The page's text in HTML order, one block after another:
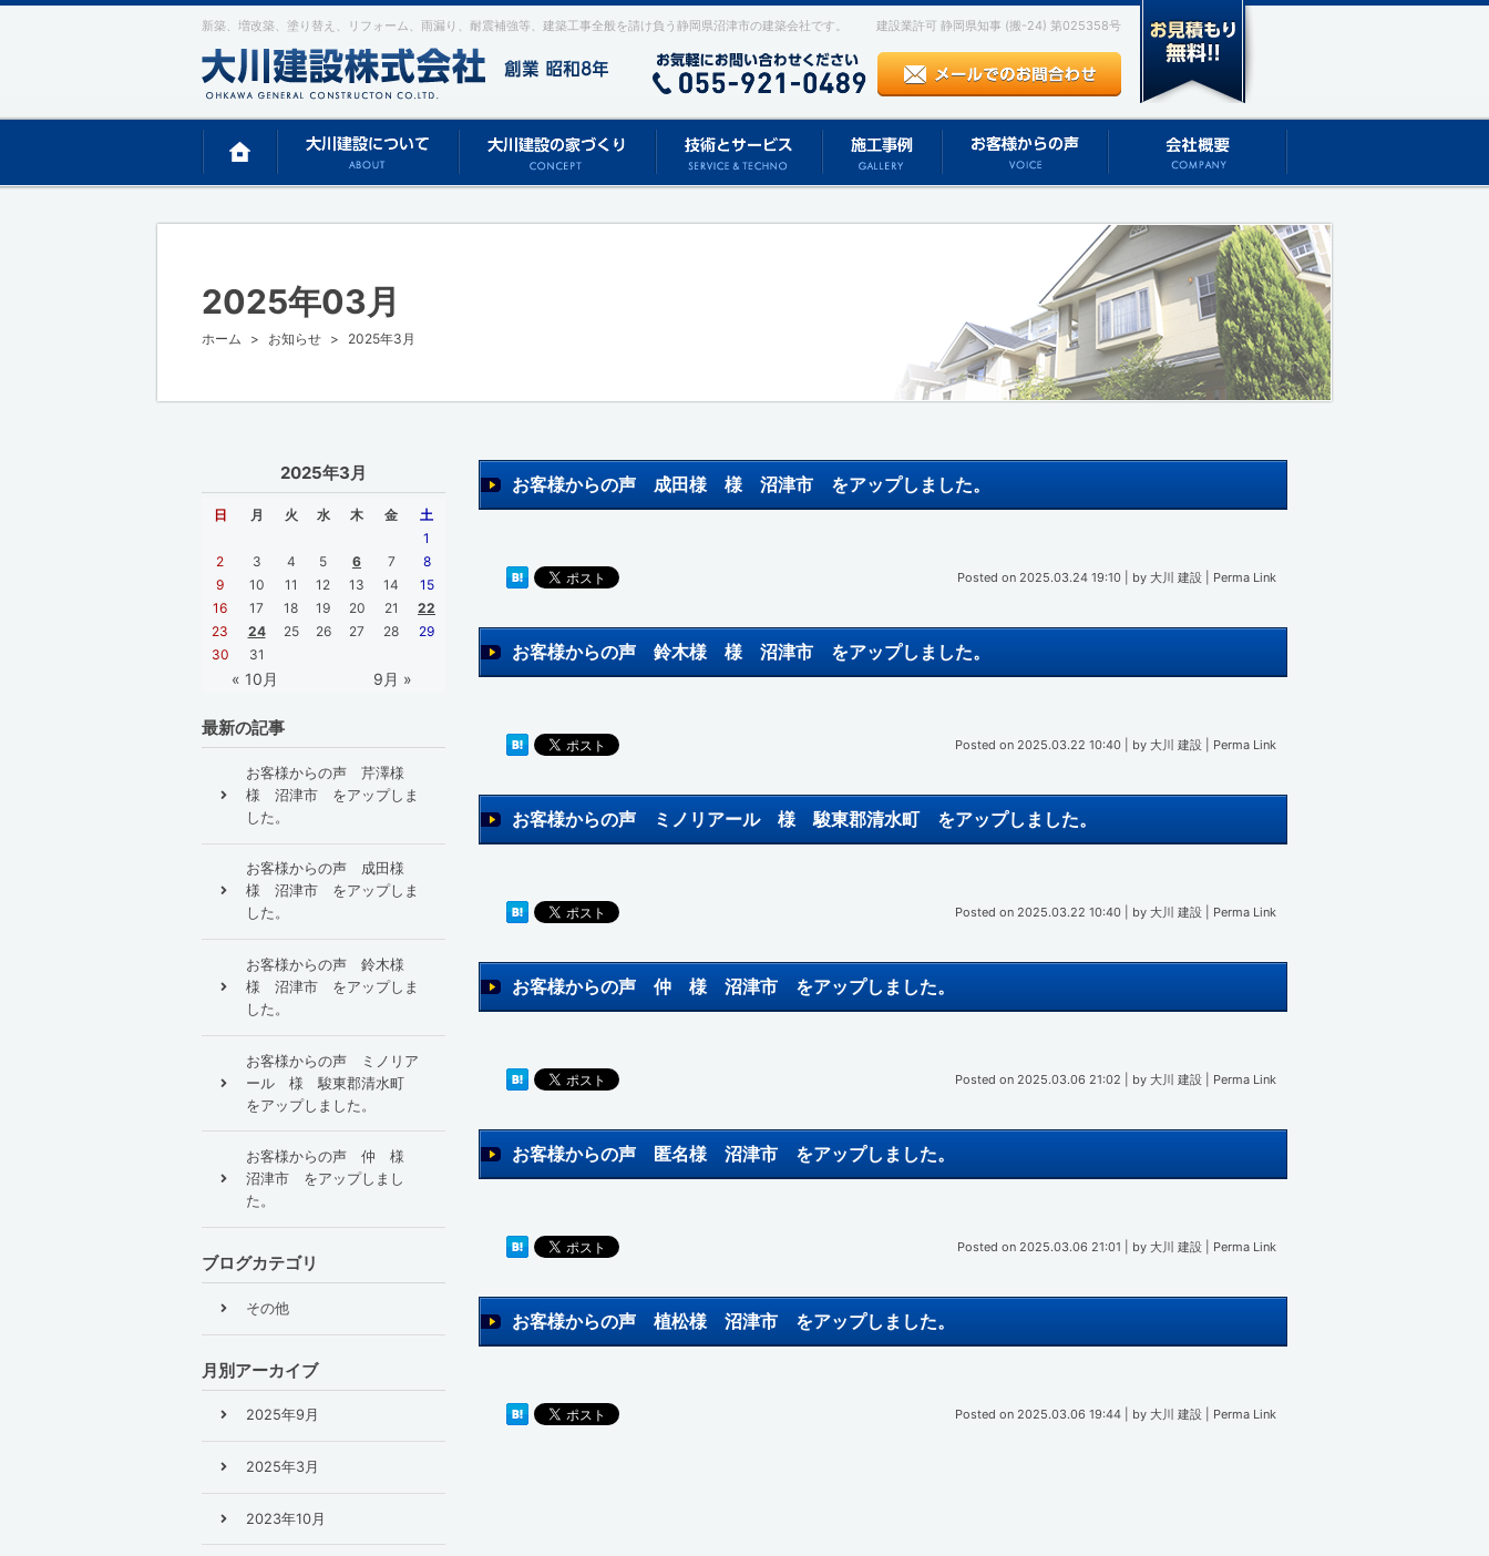
新築、増改築、塗り替え、リフォーム、雨漏り、耐震補強等、建築工事全般を請け負う静岡県沼津市の建築会社です。 建設業許可 静岡県知事 (搬-24) 第025358号
2025年03月
ホーム お知らせ 2025年3月
お客様からの声 成田様 様 沼津市 をアップしました。
Posted on 2025.03.24 19:10 by 大川 建設 Perma Link
お客様からの声 鈴木様 様 沼津市 をアップしました。
Posted on 2025.03.22 10:40 by 大川 建設 Perma Link
お客様からの声 ミノリアール 様 駿東郡清水町 をアップしました。
Posted on 2025.03.22 10:40 by 大川 建設 Perma Link
お客様からの声 仲 様 沼津市 をアップしました。
Posted on 2025.03.06 21:02 by 大川 建設 Perma Link
お客様からの声 匿名様 沼津市 をアップしました。
Posted on 2025.03.06 21:01 by 大川 建設 Perma Link
お客様からの声 植松様 沼津市 をアップしました。
Posted on 2025.03.06 19:44 by 大川 建設 Perma Link
2025年3月
日 月 火 水 木 金 土
« 10月 9月 »
1
2
3 4 5 6 7
8
9
10 11 12 13 14
15
16
17 18 19 20 21
22
23
24 25 26 27 28
29
30
31
最新の記事
お客様からの声 芹澤様
様 沼津市 をアップしま
した。
お客様からの声 成田様
様 沼津市 をアップしま
した。
お客様からの声 鈴木様
様 沼津市 をアップしま
した。
お客様からの声 ミノリア
ール 様 駿東郡清水町
をアップしました。
お客様からの声 仲 様
沼津市 をアップしまし
た。
ブログカテゴリ
その他
月別アーカイブ
2025年9月
2025年3月
2023年10月